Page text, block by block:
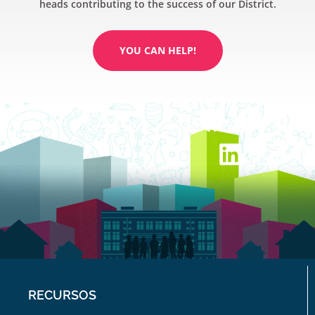
heads contributing to the success of our District.
YOU CAN HELP!
RECURSOS